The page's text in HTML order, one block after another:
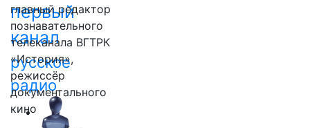
первый
канал
русское
радио
главный редактор
познавательного
телеканала ВГТРК
«История»,
режиссёр
документального
кино